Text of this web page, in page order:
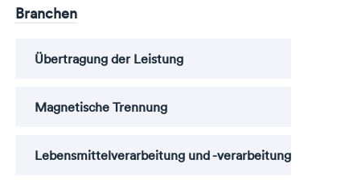
Branchen
Übertragung der Leistung
Magnetische Trennung
Lebensmittelverarbeitung und -verarbeitung